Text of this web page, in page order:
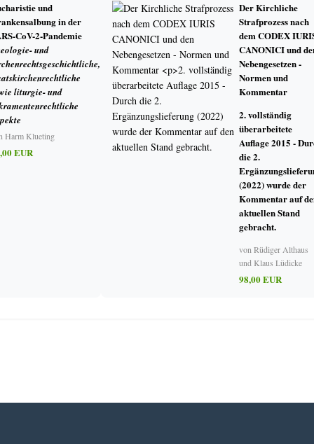
des päpstlichen Jurisdiktionsprimats im Hinblick auf die
im ökumenischen Dialog. Kirchenrechtliche Reflexio-nen
Sicht
Distanz? Das Verhältnis von Staat und Kirche in Deutschland
Staat in den neuen mittel- und osteuropäischen Staaten der Europäischen
und leeren Kassen. Die theologischen Fakultäten in Deutsch-land. Zum
und
in der
CoV-2-Pandemie
und
liturgie- und
Harm Klueting
EUR
Der Kirchliche
Strafprozess nach
dem CODEX
CANONICI und
Nebengesetzen -
Normen und
Kommentar
2. vollständig
überarbeitete
Auflage 2015 -
die 2.
(2022) wurde der
Kommentar auf
aktuellen Stand
gebracht.
von Rüdiger Althaus
und Klaus Lüdicke
98,00 EUR